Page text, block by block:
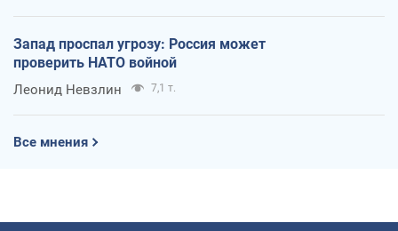
Запад проспал угрозу: Россия может
проверить НАТО войной
Леонид Невзлин 7,1 т.
Все мнения